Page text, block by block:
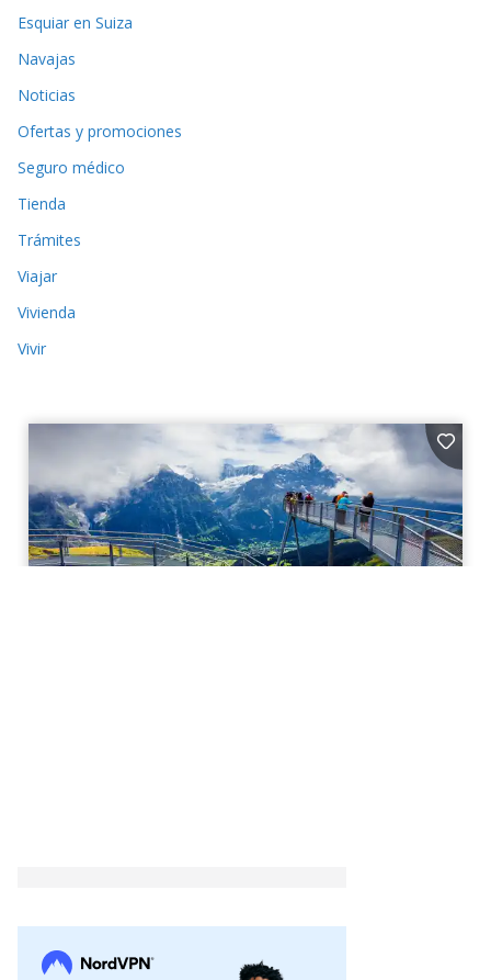
Esquiar en Suiza
Navajas
Noticias
Ofertas y promociones
Seguro médico
Tienda
Trámites
Viajar
Vivienda
Vivir